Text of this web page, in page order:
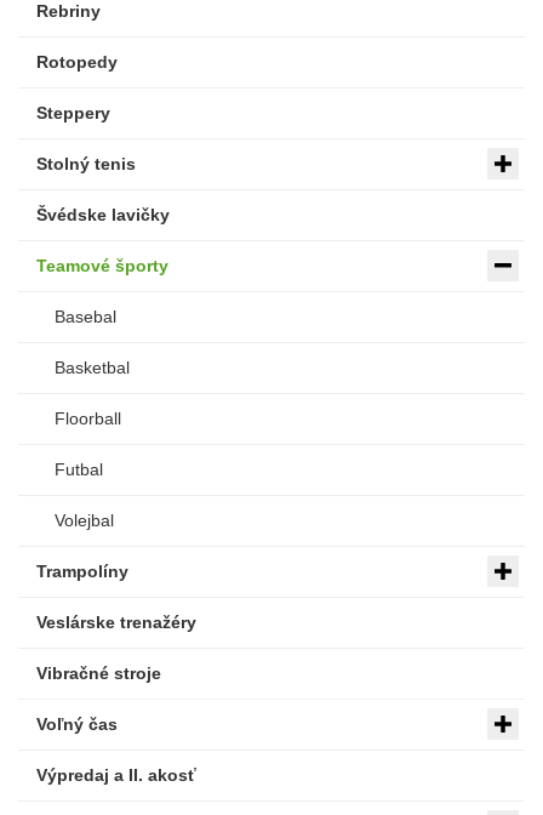
Rebriny
Rotopedy
Steppery
Stolný tenis
Švédske lavičky
Teamové športy
Basebal
Basketbal
Floorball
Futbal
Volejbal
Trampolíny
Veslárske trenažéry
Vibračné stroje
Voľný čas
Výpredaj a II. akosť